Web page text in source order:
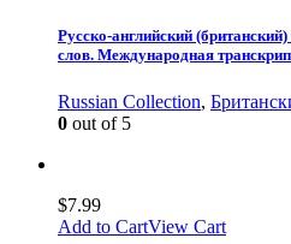
Русско-английский
слов. Международная
Russian Collection,
0 out of 5
$7.99
Add to CartView Cart